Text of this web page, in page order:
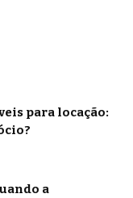
para locação:
a